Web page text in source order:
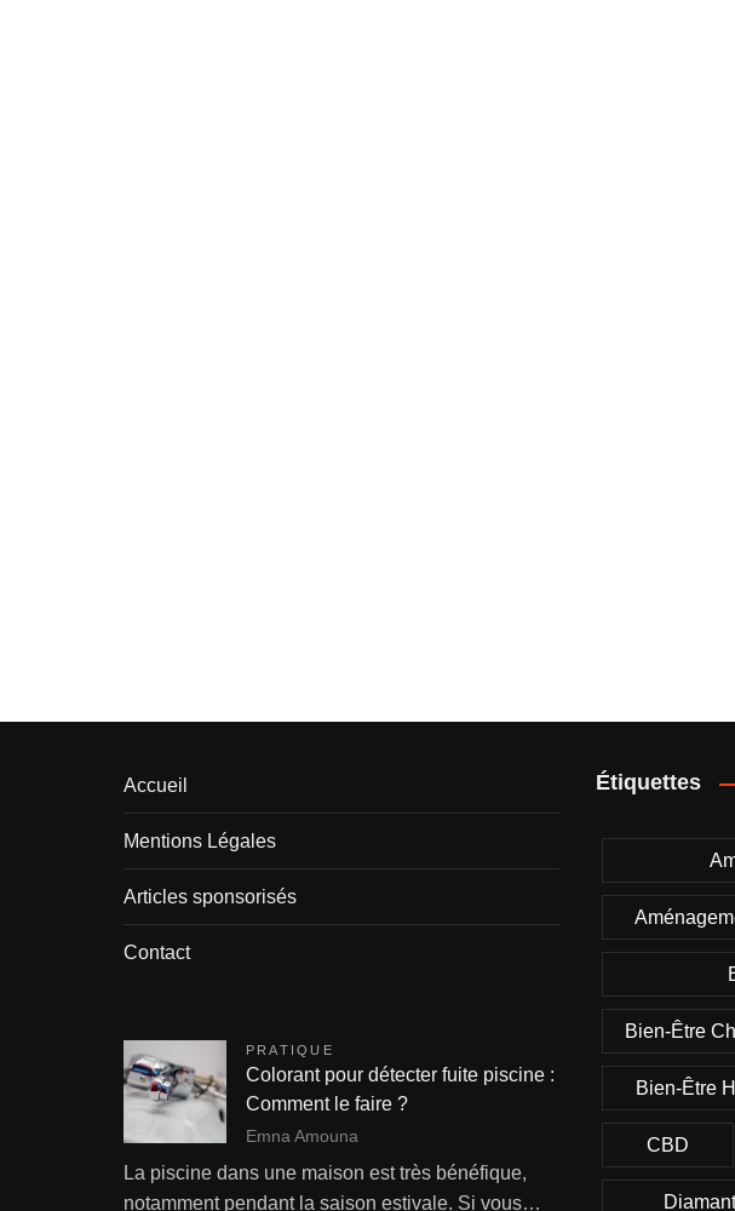
Accueil
Mentions Légales
Articles sponsorisés
Contact
PRATIQUE
Colorant pour détecter fuite piscine :
Comment le faire ?
Emna Amouna
La piscine dans une maison est très bénéfique,
notamment pendant la saison estivale. Si vous…
Étiquettes
Bien-Être
Bien-Être
CBD
Diamant